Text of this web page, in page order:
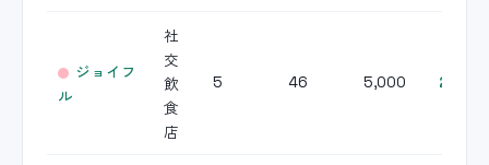
ジョイフ
ル
社
交
飲
食
店
5 46 5,000